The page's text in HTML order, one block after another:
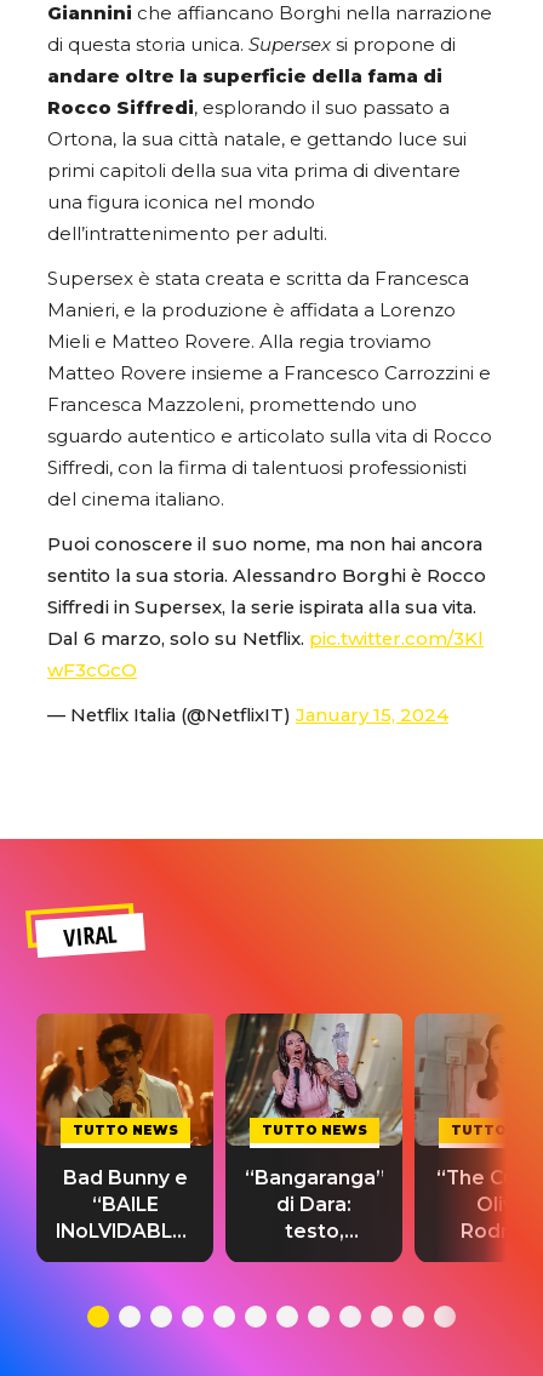
Giannini che affiancano Borghi nella narrazione
di questa storia unica. Supersex si propone di
andare oltre la superficie della fama di
Rocco Siffredi, esplorando il suo passato a
Ortona, la sua città natale, e gettando luce sui
primi capitoli della sua vita prima di diventare
una figura iconica nel mondo
dell’intrattenimento per adulti.
Supersex è stata creata e scritta da Francesca
Manieri, e la produzione è affidata a Lorenzo
Mieli e Matteo Rovere. Alla regia troviamo
Matteo Rovere insieme a Francesco Carrozzini e
Francesca Mazzoleni, promettendo uno
sguardo autentico e articolato sulla vita di Rocco
Siffredi, con la firma di talentuosi professionisti
del cinema italiano.
Puoi conoscere il suo nome, ma non hai ancora
sentito la sua storia. Alessandro Borghi è Rocco
Siffredi in Supersex, la serie ispirata alla sua vita.
Dal 6 marzo, solo su Netflix. pic.twitter.com/3Kl
wF3cGcO
— Netflix Italia (@NetflixIT) January 15, 2024
VIRAL
TUTTO NEWS
Bad Bunny e
“BAILE
INoLVIDABLE”:
testo,
significato
TUTTO NEWS
“Bangaranga”
di Dara:
testo,
traduzione e
del singolo
TUTTO
“The
Olivia
testo,